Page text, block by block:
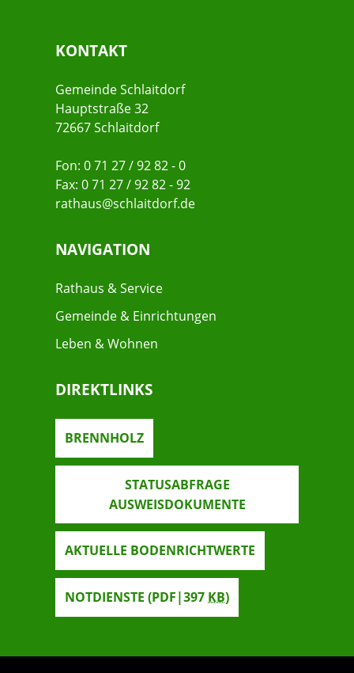
KONTAKT
Gemeinde Schlaitdorf
Hauptstraße 32
72667 Schlaitdorf
Fon: 0 71 27 / 92 82 - 0
Fax: 0 71 27 / 92 82 - 92
rathaus@schlaitdorf.de
NAVIGATION
Rathaus & Service
Gemeinde & Einrichtungen
Leben & Wohnen
DIREKTLINKS
BRENNHOLZ
STATUSABFRAGE
AUSWEISDOKUMENTE
AKTUELLE BODENRICHTWERTE
NOTDIENSTE (PDF|397 KB)